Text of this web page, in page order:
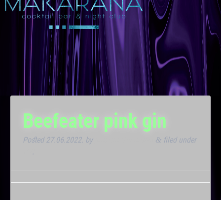
Beefeater pink gin
Posted 27.06.2022. by & filed under
.